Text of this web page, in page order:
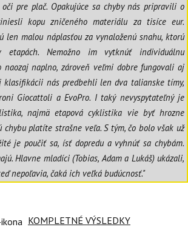
pre plač. Opakujúce sa chyby nás pripravili o
kopu zničeného materiálu za tisíce eur.
len malou náplasťou za vynaloženú snahu, ktorú
etapách. Nemožno im vytknúť individuálnu
naplno, zároveň veľmi dobre fungovali aj
klasifikácii nás predbehli len dva talianske tímy,
Giocattoli a EvoPro. I taký nevyspytateľný je
najmä etapová cyklistika vie byť hrozne
chybu platíte strašne veľa. S tým, čo bolo však už
je poučiť sa, ísť dopredu a vyhnúť sa chybám.
Hlavne mladíci (Tobias, Adam a Lukáš) ukázali,
nepoľavia, čaká ich veľká budúcnosť."
KOMPLETNÉ VÝSLEDKY